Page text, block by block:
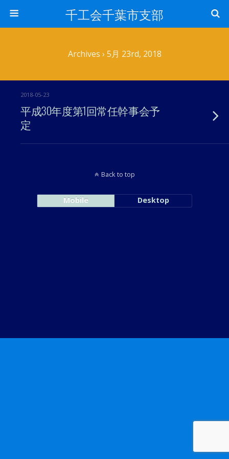
千工会千葉市支部
Archives › 5月 23rd, 2018
2018-05-23
平成30年度第1回常任幹事会予
定
Back to top
Mobile Desktop